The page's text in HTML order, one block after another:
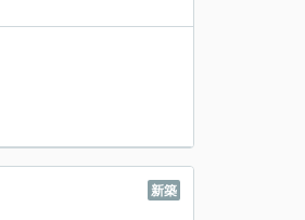
新築